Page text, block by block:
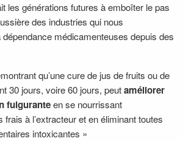
les générations futures à emboîter le pas
des industries qui nous
dépendance médicamenteuses depuis des
qu’une cure de jus de fruits ou de
30 jours, voire 60 jours, peutaméliorer
fulguranteen se nourrissant
à l’extracteur et en éliminant toutes
intoxicantes »